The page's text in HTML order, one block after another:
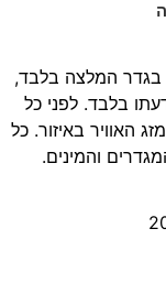
בגדר המלצה בלבד,
בלבד. לפני כל
האוויר באיזור. כל
והמינים.